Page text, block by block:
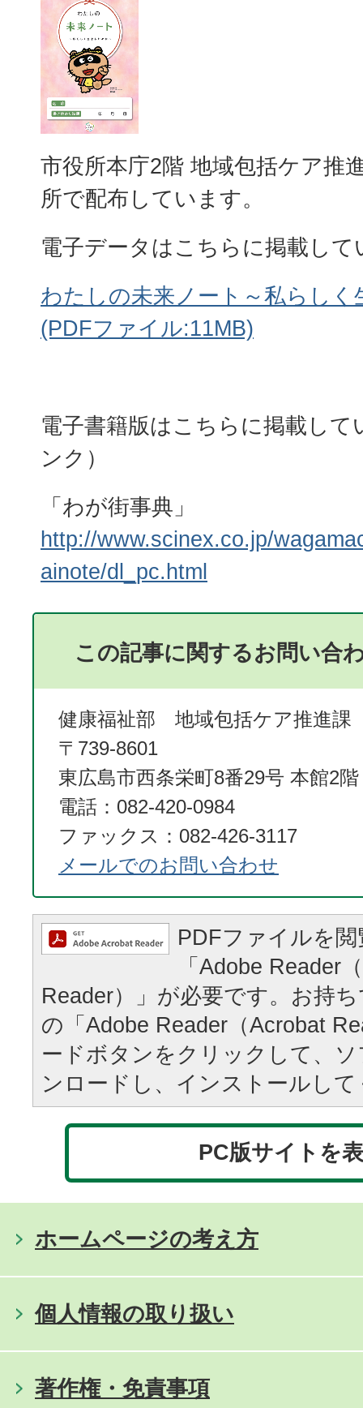
市役所本庁2階 地域包括ケア推
所で配布しています。
電子データはこちらに掲載して
わたしの未来ノート～私らしく
(PDFファイル:11MB)
電子書籍版はこちらに掲載して
ンク）
「わが街事典」
http://www.scinex.co.jp/
ainote/dl_pc.html
この記事に関するお問い合
健康福祉部 地域包括ケア推進
〒739-8601
東広島市西条栄町8番29号 本館2階
電話：082-420-0984
ファックス：082-426-3117
メールでのお問い合わせ
PDFファイルを
「Adobe Reader
Reader）」が必要です。お持
の「Adobe Reader（Acrobat
ードボタンをクリックして、
ンロードし、インストールし
PC版サイトを
ホームページの考え方
個人情報の取り扱い
著作権・免責事項